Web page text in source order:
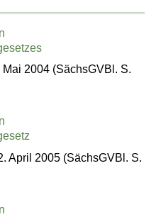
2004 (SächsGVBl. S.
April 2005 (SächsGVBl. S.